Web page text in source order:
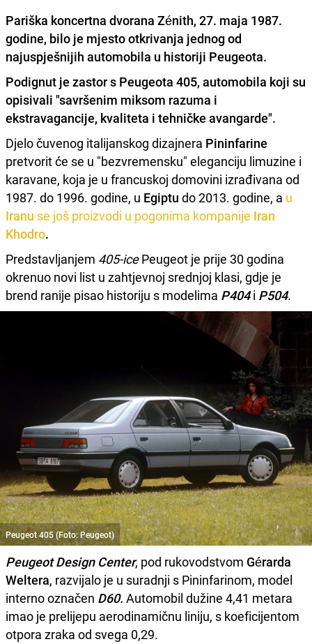
Pariška koncertna dvorana Zénith, 27. maja 1987.
godine, bilo je mjesto otkrivanja jednog od
najuspješnijih automobila u historiji Peugeota.
Podignut je zastor s Peugeota 405, automobila koji su
opisivali "savršenim miksom razuma i
ekstravagancije, kvaliteta i tehničke avangarde".
Djelo čuvenog italijanskog dizajnera Pininfarine
pretvorit će se u "bezvremensku" eleganciju limuzine i
karavane, koja je u francuskoj domovini izrađivana od
1987. do 1996. godine, u Egiptu do 2013. godine, a u
Iranu se još proizvodi u pogonima kompanije Iran
Khodro.
Predstavljanjem 405-icePeugeot je prije 30 godina
okrenuo novi list u zahtjevnoj srednjoj klasi, gdje je
brend ranije pisao historiju s modelima P404i P504.
Peugeot 405 (Foto: Peugeot)
Peugeot Design Center, pod rukovodstvom Gérarda
Weltera, razvijalo je u suradnji s Pininfarinom, model
interno označen D60. Automobil dužine 4,41 metara
imao je prelijepu aerodinamičnu liniju, s koeficijentom
otpora zraka od svega 0,29.